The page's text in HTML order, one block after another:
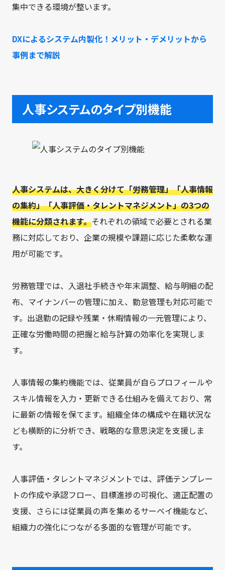
集中できる環境が整います。
DXによるシステム内製化！メリット・デメリットから
事例まで解説
人事システムのタイプ別機能
人事システムは、大きく分けて「労務管理」「人事情報
の集約」「人事評価・タレントマネジメント」の3つの
機能に分類されます。それぞれの領域で必要とされる業
務に対応しており、企業の規模や課題に応じた柔軟な運
用が可能です。
労務管理では、入退社手続きや年末調整、給与明細の配
布、マイナンバーの管理に加え、勤怠管理も対応可能で
す。出退勤の記録や残業・休暇情報の一元管理により、
正確な労働時間の把握と給与計算の効率化を実現しま
す。
人事情報の集約機能では、従業員が自らプロフィールや
スキル情報を入力・更新できる仕組みを備えており、常
に最新の情報を保てます。組織全体の構成や在籍状況な
ども横断的に分析でき、戦略的な意思決定を支援しま
す。
人事評価・タレントマネジメントでは、評価テンプレー
トの作成や承認フロー、目標進捗の可視化、適正配置の
支援、さらには従業員の声を集めるサーベイ機能など、
組織力の強化につながる多面的な管理が可能です。